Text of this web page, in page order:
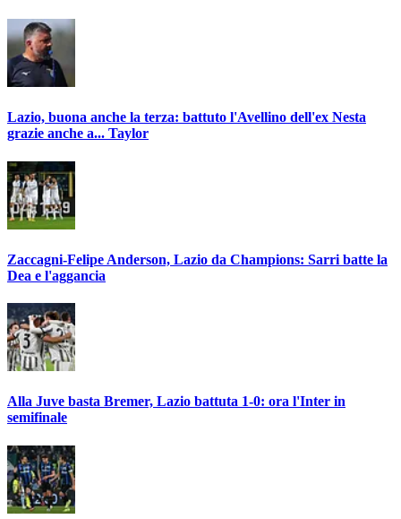
Lazio, buona anche la terza: battuto l'Avellino dell'ex Nesta
grazie anche a... Taylor
Zaccagni-Felipe Anderson, Lazio da Champions: Sarri batte la
Dea e l'aggancia
Alla Juve basta Bremer, Lazio battuta 1-0: ora l'Inter in
semifinale